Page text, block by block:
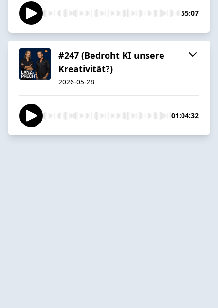
55:07
#247 (Bedroht KI unsere
Kreativität?)
2026-05-28
01:04:32